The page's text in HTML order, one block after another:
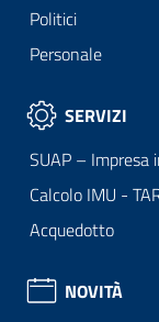
Politici
Personale
SERVIZI
SUAP – Impresa
Calcolo IMU -
Acquedotto
NOVITÀ